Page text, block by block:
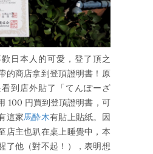
日本人的可愛，登了頂之
的商店拿到登頂證明書！原
到店外貼了「てんぽーざ
100 円買到登頂證明書，可
這家馬酔木有貼上貼紙。因
店主也趴在桌上睡覺中，本
了他（對不起！），表明想